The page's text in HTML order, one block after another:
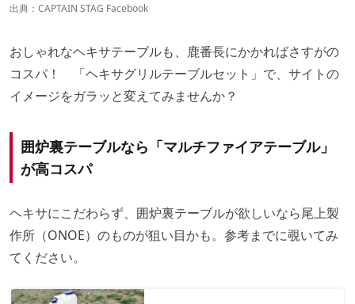
出典： CAPTAIN STAG Facebook
おしゃれなヘキサテーブルも、鹿番長にかかればさすがの
コスパ！ 「ヘキサグリルテーブルセット」で、サイトの
イメージをガラッと変えてみませんか？
囲炉裏テーブルなら「マルチファイアテーブル」
が高コスパ
ヘキサにこだわらず、囲炉裏テーブルが欲しいなら尾上製
作所（ONOE）のものが狙い目かも。参考までに覗いてみ
てください。